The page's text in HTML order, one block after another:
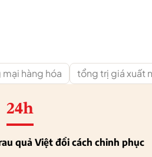
hàng hóa tổng trị giá xuất
24h
quả Việt đổi cách chinh phục